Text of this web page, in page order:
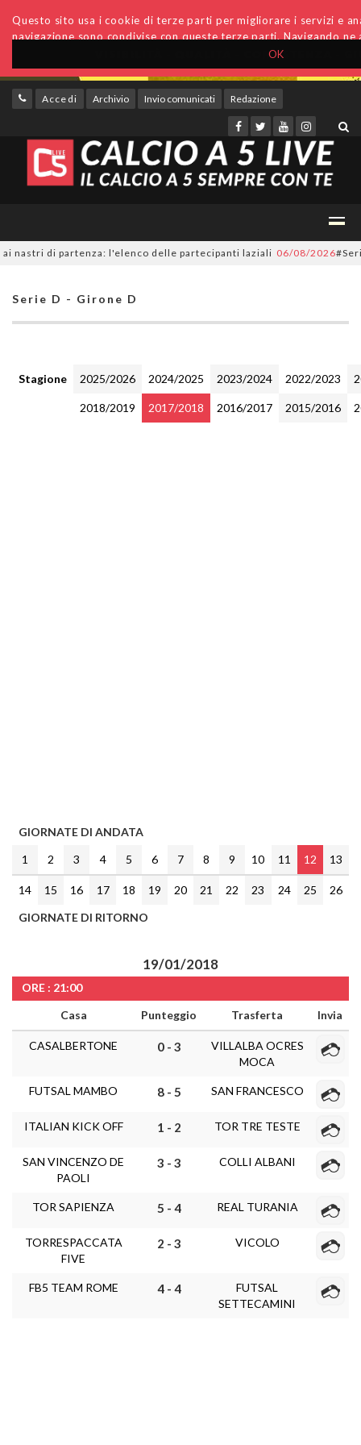
OK
Questo sito usa i cookie di terze parti per migliorare i servizi e
navigazione sono condivise con queste terze parti. Navigando
Accedi Archivio Invio comunicati Redazione
di partenza: l'elenco delle partecipanti laziali 06/08/2026
Serie D - Girone D
Stagione 2025/2026 2024/2025 2023/2024 2022/2023
2018/2019 2017/2018 2016/2017 2015/2016
GIORNATE DI ANDATA
1
2 3 4 5 6 7 8 9 10 11 12 13
14 15 16 17 18 19 20 21 22 23 24 25
26
GIORNATE DI RITORNO
19/01/2018
ORE : 21:00
Casa
Punteggio Trasferta Invia
CASALBERTONE 0 - 3
VILLALBA OCRES
MOCA
FUTSAL MAMBO 8 - 5 SAN FRANCESCO
ITALIAN KICK OFF 1 - 2 TOR TRE TESTE
SAN VINCENZO DE
PAOLI
3 - 3 COLLI ALBANI
TOR SAPIENZA 5 - 4 REAL TURANIA
TORRESPACCATA
FIVE
2 - 3 VICOLO
FB5 TEAM ROME 4 - 4
FUTSAL
SETTECAMINI